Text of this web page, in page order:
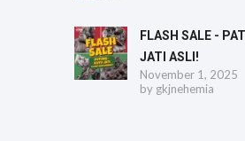
FLASH SALE -
JATI ASLI!
November 1, 2025
by gkjnehemia